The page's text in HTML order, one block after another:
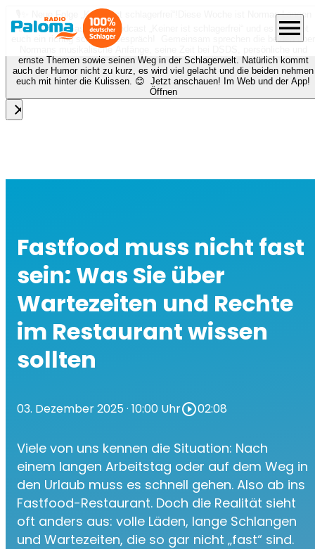
🎙️✨ Neue Folge „Keiner ist schlagerfrei“!
Diese Woche ist Norman Langen
bei Nora zu Gast beim Podcast „Keiner ist schlagerfrei“ und es erwartet
euch ein richtig schönes Gespräch! Gemeinsam sprechen die beiden über
Normans musikalische Anfänge, seine Zeit bei DSDS, persönliche und
ernste Themen sowie seinen Weg in der Schlagerwelt. Natürlich kommt
auch der Humor nicht zu kurz, es wird viel gelacht und die beiden nehmen
euch mit hinter die Kulissen. 😊 Jetzt anschauen! Im Web und der App!
Öffnen
close
menu
Fastfood muss nicht fast
sein: Was Sie über
Wartezeiten und Rechte
im Restaurant wissen
sollten
03. Dezember 2025 · 10:00 Uhrplay_circle_outline02:08
Viele von uns kennen die Situation: Nach
einem langen Arbeitstag oder auf dem Weg in
den Urlaub muss es schnell gehen. Also ab ins
Fastfood-Restaurant. Doch die Realität sieht
oft anders aus: volle Läden, lange Schlangen
und Wartezeiten, die so gar nicht „fast“ sind.